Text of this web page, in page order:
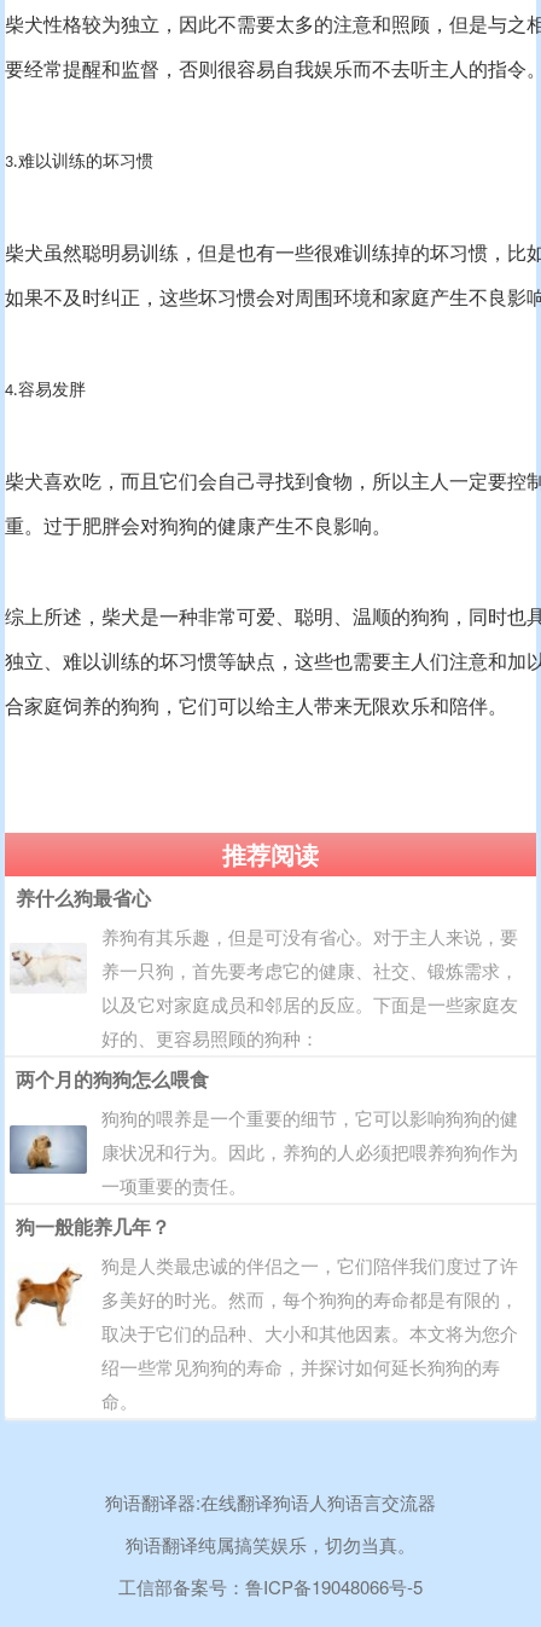
柴犬性格较为独立，因此不需要太多的注意和照顾，但是与之
要经常提醒和监督，否则很容易自我娱乐而不去听主人的指令
3.难以训练的坏习惯
柴犬虽然聪明易训练，但是也有一些很难训练掉的坏习惯，比
如果不及时纠正，这些坏习惯会对周围环境和家庭产生不良影
4.容易发胖
柴犬喜欢吃，而且它们会自己寻找到食物，所以主人一定要控
重。过于肥胖会对狗狗的健康产生不良影响。
综上所述，柴犬是一种非常可爱、聪明、温顺的狗狗，同时也
独立、难以训练的坏习惯等缺点，这些也需要主人们注意和加
合家庭饲养的狗狗，它们可以给主人带来无限欢乐和陪伴。
推荐阅读
养什么狗最省心
养狗有其乐趣，但是可没有省心。对于主人来说，要
养一只狗，首先要考虑它的健康、社交、锻炼需求，
以及它对家庭成员和邻居的反应。下面是一些家庭友
好的、更容易照顾的狗种：
两个月的狗狗怎么喂食
狗狗的喂养是一个重要的细节，它可以影响狗狗的健
康状况和行为。因此，养狗的人必须把喂养狗狗作为
一项重要的责任。
狗一般能养几年？
狗是人类最忠诚的伴侣之一，它们陪伴我们度过了许
多美好的时光。然而，每个狗狗的寿命都是有限的，
取决于它们的品种、大小和其他因素。本文将为您介
绍一些常见狗狗的寿命，并探讨如何延长狗狗的寿
命。
狗语翻译器:在线翻译狗语人狗语言交流器
狗语翻译纯属搞笑娱乐，切勿当真。
工信部备案号： 鲁ICP备19048066号-5